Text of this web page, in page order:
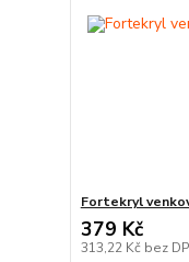
Fortekryl
379 Kč
313,22 Kč bez